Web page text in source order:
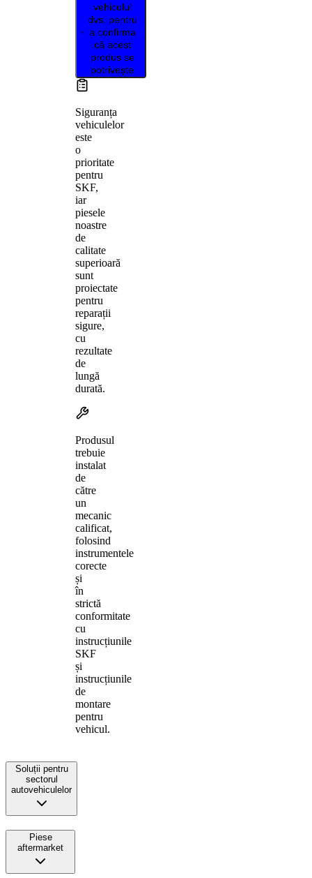
vehiculul
dvs. pentru
a confirma
că acest
produs se
potrivește
Siguranța
vehiculelor
este
o
prioritate
pentru
SKF,
iar
piesele
noastre
de
calitate
superioară
sunt
proiectate
pentru
reparații
sigure,
cu
rezultate
de
lungă
durată.
Produsul
trebuie
instalat
de
către
un
mecanic
calificat,
folosind
instrumentele
corecte
și
în
strictă
conformitate
cu
instrucțiunile
SKF
și
instrucțiunile
de
montare
pentru
vehicul.
Soluții pentru
sectorul
autovehiculelor
Piese
aftermarket